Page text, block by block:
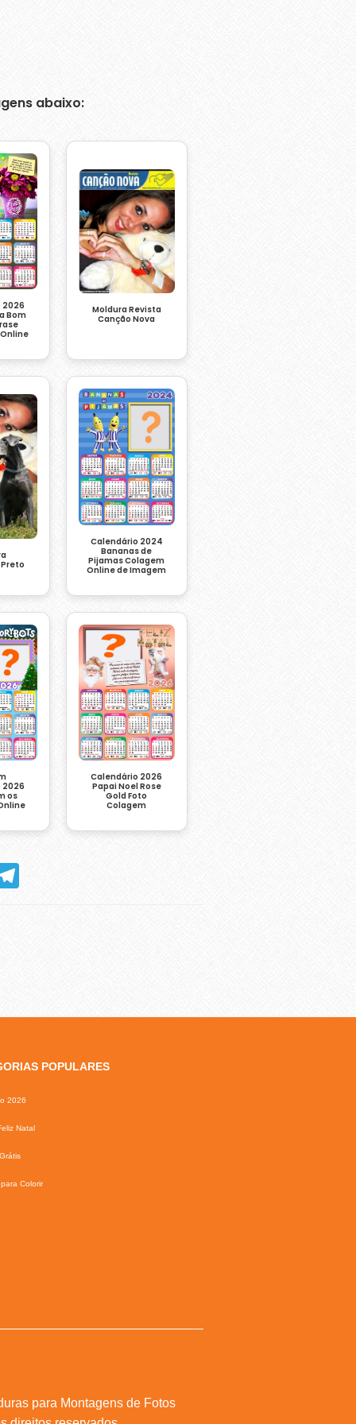
abaixo:
2026
Bom
Moldura Revista
Canção Nova
Calendário 2024
Bananas de
Pijamas Colagem
Online de Imagem
2026
os
Calendário 2026
Papai Noel Rose
Gold Foto
Colagem
Telegram
POPULARES
2026
Natal
Colorir
para Montagens de Fotos